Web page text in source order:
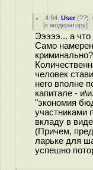
4.94 ,User(??),
[к модератору]
Эээээ... а
Само
криминально?
человек
него вполне
капитале -
"экономия
участниками
вкладу в
(Причем,
ларьке для
успешно